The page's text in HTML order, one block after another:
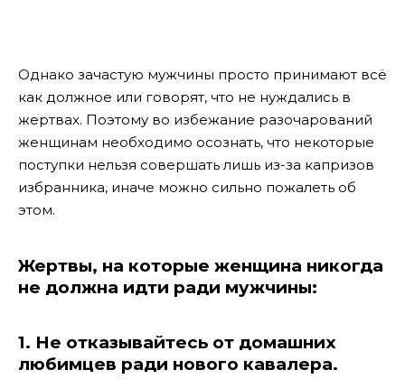
Однако зачастую мужчины просто принимают всё
как должное или говорят, что не нуждались в
жертвах. Поэтому во избежание разочарований
женщинам необходимо осознать, что некоторые
поступки нельзя совершать лишь из-за капризов
избранника, иначе можно сильно пожалеть об
этом.
Жертвы, на которые женщина никогда
не должна идти ради мужчины:
1. Не отказывайтесь от домашних
любимцев ради нового кавалера.